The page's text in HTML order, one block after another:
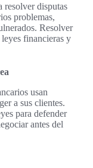
resolver disputas
problemas,
Resolver
leyes financieras y
usan
a sus clientes.
para defender
antes del